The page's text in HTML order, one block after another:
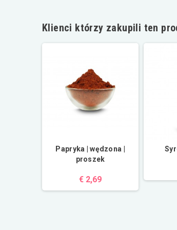
Klienci którzy zakupili ten
Papryka | wędzona |
proszek
€ 2,69